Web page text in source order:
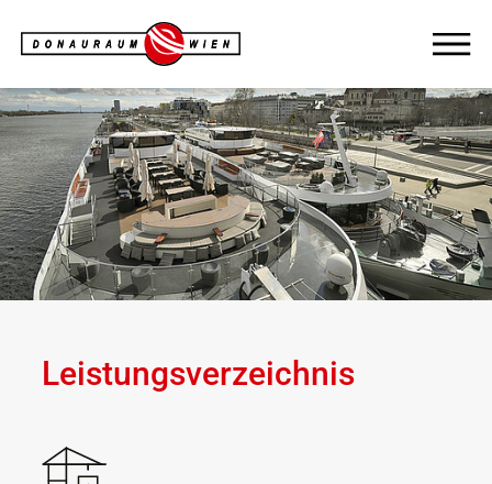
Leistungsverzeichnis